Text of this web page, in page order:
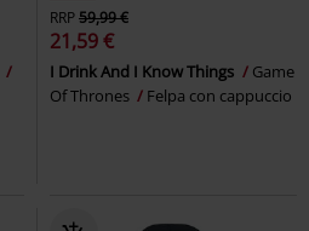
RRP59,99 €
21,59 €
I Drink And I Know Things
Game
Of Thrones
Felpa con cappuccio